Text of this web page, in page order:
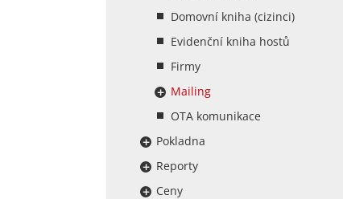
Domovní kniha (cizinci)
Evidenční kniha hostů
Firmy
Mailing
OTA komunikace
Pokladna
Reporty
Ceny